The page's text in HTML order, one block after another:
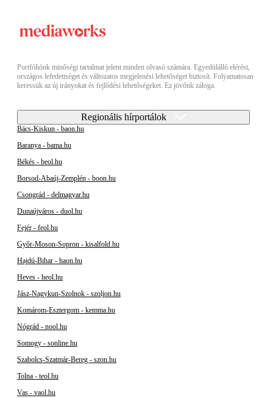
Portfóliónk minőségi tartalmat jelent minden olvasó számára. Egyedülálló elérést,
országos lefedettséget és változatos megjelenési lehetőséget biztosít. Folyamatosan
keressük az új irányokat és fejlődési lehetőségeket. Ez jövőnk záloga.
Regionális hírportálok
Bács-Kiskun - baon.hu
Baranya - bama.hu
Békés - beol.hu
Borsod-Abaúj-Zemplén - boon.hu
Csongrád - delmagyar.hu
Dunaújváros - duol.hu
Fejér - feol.hu
Győr-Moson-Sopron - kisalfold.hu
Hajdú-Bihar - haon.hu
Heves - heol.hu
Jász-Nagykun-Szolnok - szoljon.hu
Komárom-Esztergom - kemma.hu
Nógrád - nool.hu
Somogy - sonline.hu
Szabolcs-Szatmár-Bereg - szon.hu
Tolna - teol.hu
Vas - vaol.hu